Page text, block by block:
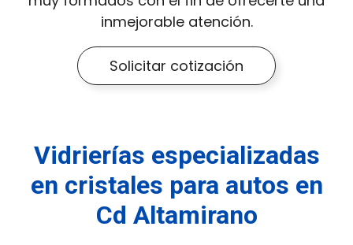
inmejorable atención.
Solicitar cotización
Vidrierías especializadas
en cristales para autos en
Cd Altamirano